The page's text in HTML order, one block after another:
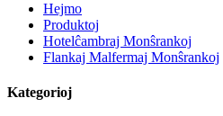
Hejmo
Produktoj
Hotelĉambraj Monŝrankoj
Flankaj Malfermaj Monŝrankoj
Kategorioj